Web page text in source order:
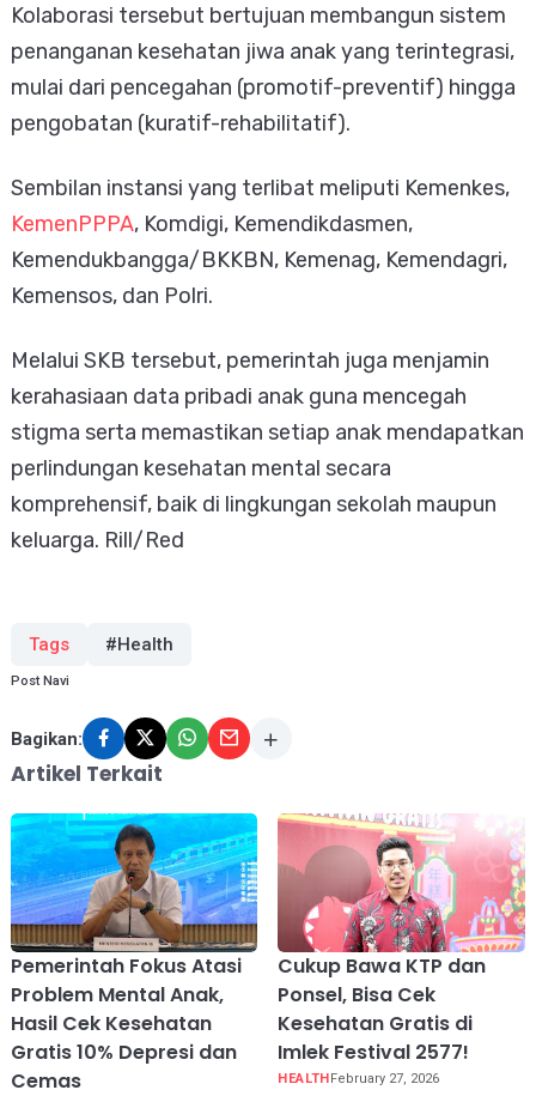
Kolaborasi tersebut bertujuan membangun sistem
penanganan kesehatan jiwa anak yang terintegrasi,
mulai dari pencegahan (promotif-preventif) hingga
pengobatan (kuratif-rehabilitatif).
Sembilan instansi yang terlibat meliputi Kemenkes,
KemenPPPA, Komdigi, Kemendikdasmen,
Kemendukbangga/BKKBN, Kemenag, Kemendagri,
Kemensos, dan Polri.
Melalui SKB tersebut, pemerintah juga menjamin
kerahasiaan data pribadi anak guna mencegah
stigma serta memastikan setiap anak mendapatkan
perlindungan kesehatan mental secara
komprehensif, baik di lingkungan sekolah maupun
keluarga. Rill/Red
Tags #Health
Post Navi
Bagikan:
Artikel Terkait
Pemerintah Fokus Atasi
Problem Mental Anak,
Hasil Cek Kesehatan
Gratis 10% Depresi dan
Cemas
Cukup Bawa KTP dan
Ponsel, Bisa Cek
Kesehatan Gratis di
Imlek Festival 2577!
HEALTHFebruary 27, 2026